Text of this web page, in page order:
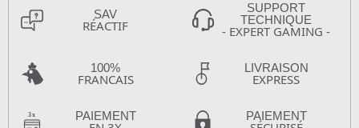
SAV
RÉACTIF
SUPPORT
TECHNIQUE
- EXPERT GAMING -
100%
FRANCAIS
LIVRAISON
EXPRESS
PAIEMENT PAIEMENT